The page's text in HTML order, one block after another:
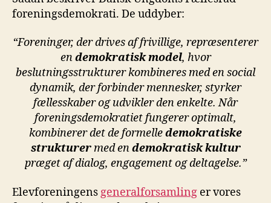
foreningsdemokrati. De uddyber:
“Foreninger, der drives af frivillige, repræsenterer
endemokratisk model, hvor
beslutningsstrukturer kombineres med en social
dynamik, der forbinder mennesker, styrker
fællesskaber og udvikler den enkelte. Når
foreningsdemokratiet fungerer optimalt,
kombinerer det de formelledemokratiske
strukturermed endemokratisk kultur
præget af dialog, engagement og deltagelse.”
Elevforeningens generalforsamling er vores